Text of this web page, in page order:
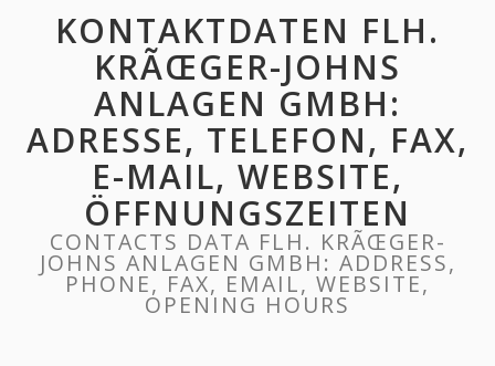
KONTAKTDATEN FLH.
KRÃŒGER-JOHNS
ANLAGEN GMBH:
ADRESSE, TELEFON, FAX,
E-MAIL, WEBSITE,
ÖFFNUNGSZEITEN
CONTACTS DATA FLH. KRÃŒGER-
JOHNS ANLAGEN GMBH: ADDRESS,
PHONE, FAX, EMAIL, WEBSITE,
OPENING HOURS